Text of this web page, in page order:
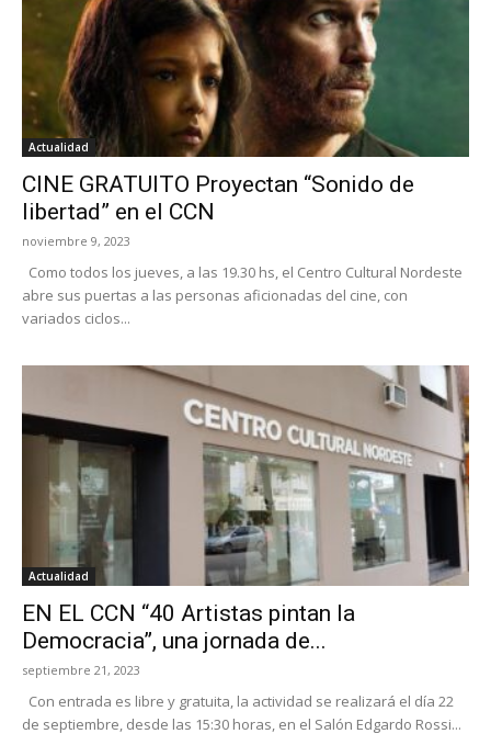
Actualidad
CINE GRATUITO Proyectan “Sonido de
libertad” en el CCN
noviembre 9, 2023
Como todos los jueves, a las 19.30 hs, el Centro Cultural Nordeste
abre sus puertas a las personas aficionadas del cine, con
variados ciclos...
Actualidad
EN EL CCN “40 Artistas pintan la
Democracia”, una jornada de...
septiembre 21, 2023
Con entrada es libre y gratuita, la actividad se realizará el día 22
de septiembre, desde las 15:30 horas, en el Salón Edgardo Rossi...